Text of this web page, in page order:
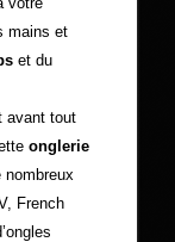
mains et
et du
avant tout
onglerie
nombreux
French